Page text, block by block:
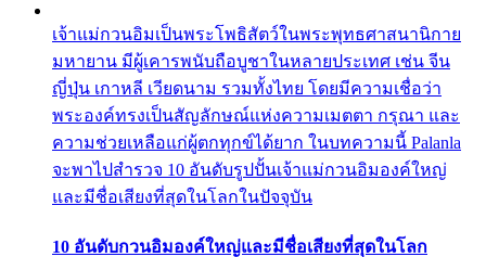
เจ้าแม่กวนอิมเป็นพระโพธิสัตว์ในพระพุทธศาสนานิกาย
มหายาน มีผู้เคารพนับถือบูชาในหลายประเทศ เช่น จีน
ญี่ปุ่น เกาหลี เวียดนาม รวมทั้งไทย โดยมีความเชื่อว่า
พระองค์ทรงเป็นสัญลักษณ์แห่งความเมตตา กรุณา และ
ความช่วยเหลือแก่ผู้ตกทุกข์ได้ยาก ในบทความนี้ Palanla
จะพาไปสำรวจ 10 อันดับรูปปั้นเจ้าแม่กวนอิมองค์ใหญ่
และมีชื่อเสียงที่สุดในโลกในปัจจุบัน
10 อันดับกวนอิมองค์ใหญ่และมีชื่อเสียงที่สุดในโลก